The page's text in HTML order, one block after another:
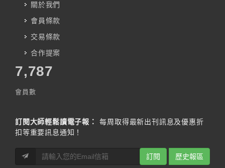
關於我們
會員條款
交易條款
合作提案
7,787
會員數
訂閱大師輕鬆讀電子報：
每周取得最新出刊訊息及優惠折
扣等重要訊息通知！
訂閱 歷史報區